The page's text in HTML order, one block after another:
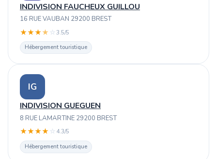
INDIVISION FAUCHEUX GUILLOU
16 RUE VAUBAN 29200 BREST
★★★★ ☆3.5/5
Hébergement touristique
IG
INDIVISION GUEGUEN
8 RUE LAMARTINE 29200 BREST
★★★★ ☆ 4.3/5
Hébergement touristique